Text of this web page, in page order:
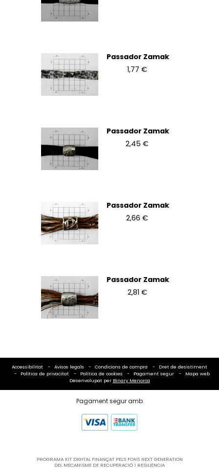
Passador Zamak
1,77 €
Passador Zamak
2,45 €
Passador Zamak
2,66 €
Passador Zamak
2,81 €
Accessibilitat Avisos legals Condicions de compra
Dret de desistiment
Política de privacitat
Política de cookies Pagament segur
Mapa web
Desenvolupat per Binary Menorca
Pagament segur amb
PROGRAMA KIT DIGITAL FINANÇAT PELS FONS NEXT GENERATION
DEL MECANISME DE RECUPERACIÓ I RESILIÈNCIA